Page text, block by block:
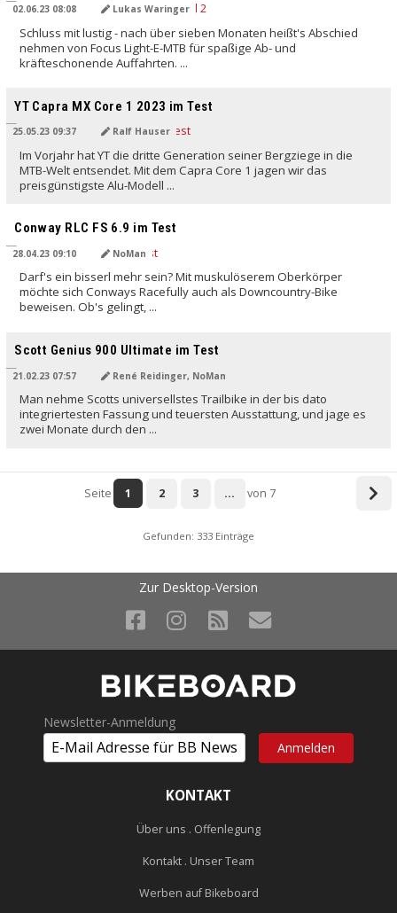
02.06.23 08:08 Lukas Waringer
Schluss mit lustig - nach über sieben Monaten heißt's Abschied
nehmen von Focus Light-E-MTB für spaßige Ab- und
kräfteschonende Auffahrten. ...
YT Capra MX Core 1 2023 im Test
25.05.23 09:37 Ralf Hauser
Im Vorjahr hat YT die dritte Generation seiner Bergziege in die
MTB-Welt entsendet. Mit dem Capra Core 1 jagen wir das
preisgünstigste Alu-Modell ...
Conway RLC FS 6.9 im Test
28.04.23 09:10 NoMan
Darf's ein bisserl mehr sein? Mit muskulöserem Oberkörper
möchte sich Conways Racefully auch als Downcountry-Bike
beweisen. Ob's gelingt, ...
Scott Genius 900 Ultimate im Test
21.02.23 07:57 René Reidinger, NoMan
Man nehme Scotts universellstes Trailbike in der bis dato
integriertesten Fassung und teuersten Ausstattung, und jage es
zwei Monate durch den ...
Seite 1 2 3 ... von 7
Gefunden: 333 Einträge
Zur Desktop-Version
Newsletter-Anmeldung
KONTAKT
Über uns . Offenlegung
Kontakt . Unser Team
Werben auf Bikeboard